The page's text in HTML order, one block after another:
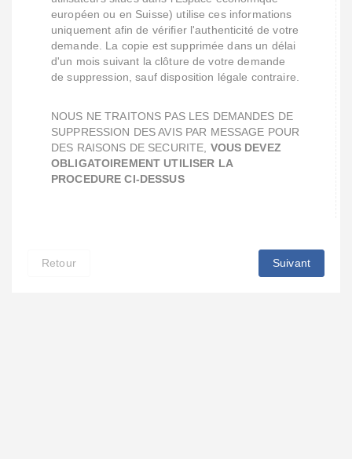
européen ou en Suisse) utilise ces informations
uniquement afin de vérifier l'authenticité de votre
demande. La copie est supprimée dans un délai
d'un mois suivant la clôture de votre demande
de suppression, sauf disposition légale contraire.
NOUS NE TRAITONS PAS LES DEMANDES DE
SUPPRESSION DES AVIS PAR MESSAGE POUR
DES RAISONS DE SECURITE, VOUS DEVEZ
OBLIGATOIREMENT UTILISER LA
PROCEDURE CI-DESSUS
Suivant
Retour